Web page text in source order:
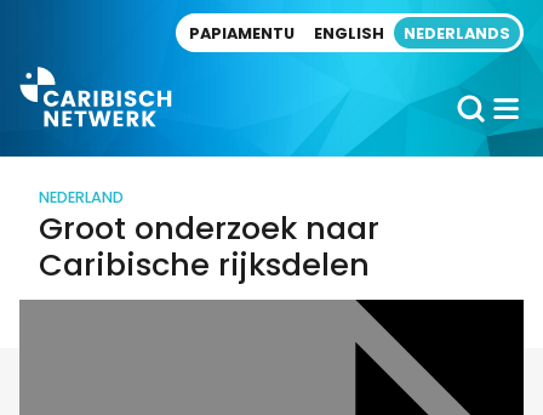
PAPIAMENTU ENGLISH NEDERLANDS
NEDERLAND
Groot onderzoek naar
Caribische rijksdelen